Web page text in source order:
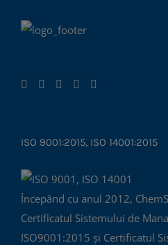
ISO 9001:2015, ISO 14001:2015
Începând cu anul 2012,
Certificatul Sistemului de
ISO9001:2015 și Certificatul